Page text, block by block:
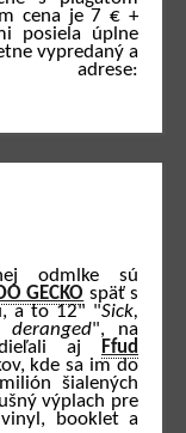
cena je 7 € +
posiela úplne
vypredaný a
odmlke sú
GECKO späť s
a to 12" "Sick,
deranged", na
aj
Ffud
kde sa im do
šialených
výplach pre
booklet a